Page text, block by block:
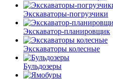
Экскаваторы-погрузчики
Экскаватор-планировщик
Экскаваторы колесные
Бульдозеры